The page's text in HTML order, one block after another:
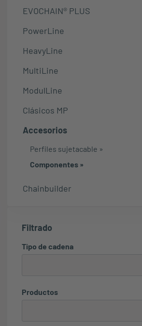
EVOCHAIN® PLUS
PowerLine
HeavyLine
MultiLine
ModulLine
Clásicos MP
Accesorios
Perfiles sujetacable »
Componentes »
Chainbuilder
Filtrado
Tipo de cadena
Productos